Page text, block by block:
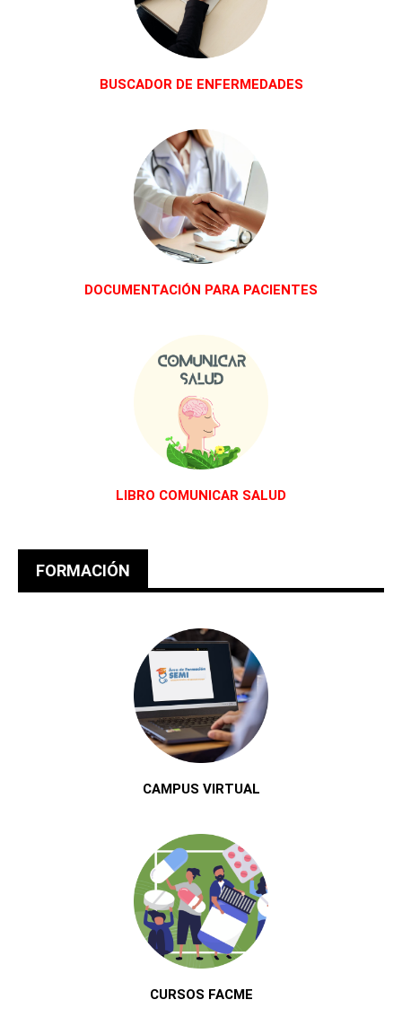
BUSCADOR DE ENFERMEDADES
DOCUMENTACIÓN PARA PACIENTES
LIBRO COMUNICAR SALUD
FORMACIÓN
CAMPUS VIRTUAL
CURSOS FACME